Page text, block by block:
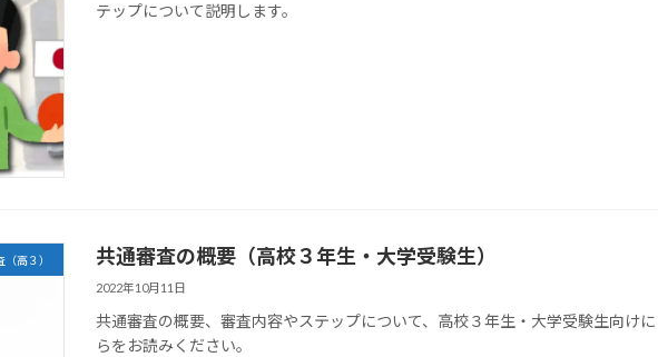
テップについて説明します。
高３） 共通審査の概要（高校３年生・大学受験生）
2022年10月11日
共通審査の概要、審査内容やステップについて、高校３年生・大学受験生向け
らをお読みください。